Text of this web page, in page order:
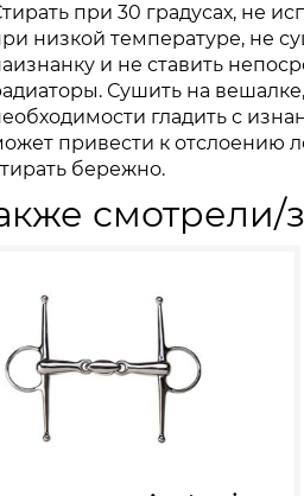
при 30 градусах, не
низкой температуре, не
и не ставить
Сушить на
гладить с
привести к отслоению
бережно.
смотрели/